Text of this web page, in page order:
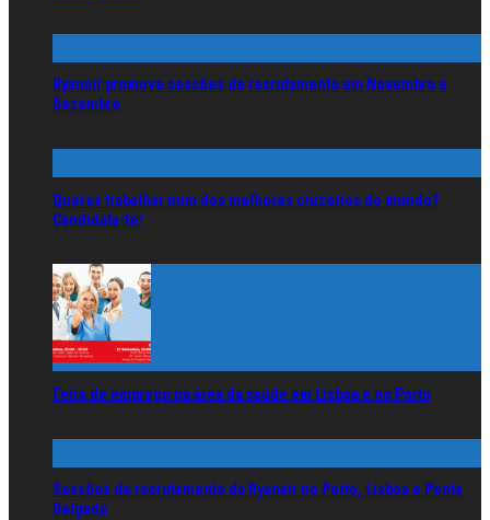
Ryanair promove sessões de recrutamento em Novembro e
Dezembro
Queres trabalhar num dos melhores cruzeiros do mundo?
Candidata-te!
Feira de emprego na área da saúde em Lisboa e no Porto
Sessões de recrutamento da Ryanair no Porto, Lisboa e Ponta
Delgada